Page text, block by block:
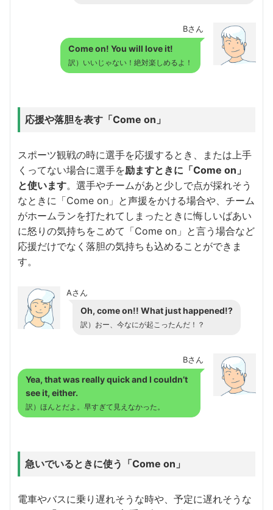
Bさん
Come on! You will love it!
訳）いいじゃない！絶対楽しめるよ！
応援や落胆を表す「Come on」
スポーツ観戦の時に選手を応援するとき、または上手
くってない場合に選手を励ますときに「Come on」
と使います。選手やチームがあと少しで点が採れそう
なときに「Come on」と声援をかける場合や、チーム
がホームランを打たれてしまったときに悔しいばあい
に怒りの気持ちをこめて「Come on」と言う場合など
応援だけでなく落胆の気持ちも込めることができま
す。
Aさん
Oh, come on!! What just happened!?
訳）おー、今なにが起こったんだ！？
Bさん
Yea, that was really quick and I couldn’t
see it, either.
訳）ほんとだよ。早すぎて見えなかった。
急いでいるときに使う「Come on」
電車やバスに乗り遅れそうな時や、予定に遅れそうな